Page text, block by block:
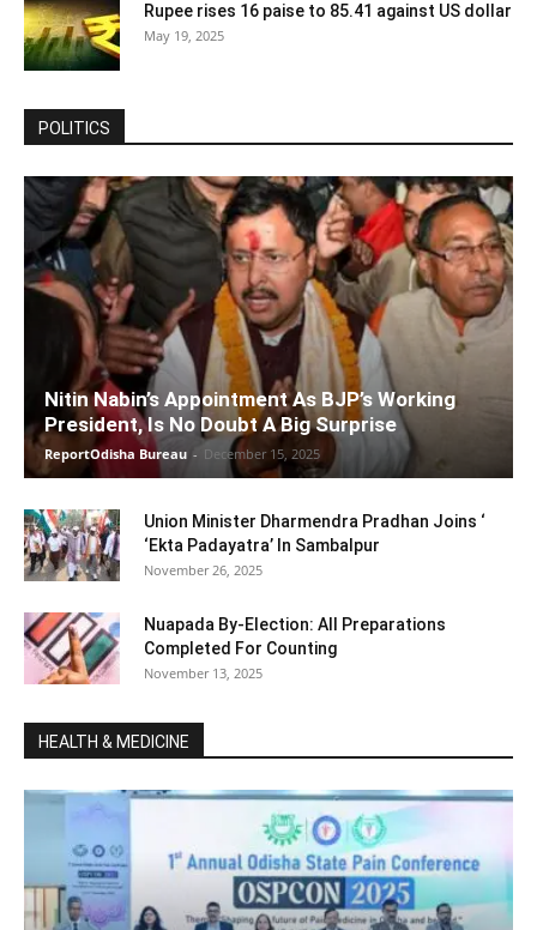
Rupee rises 16 paise to 85.41 against US dollar
May 19, 2025
POLITICS
Nitin Nabin’s Appointment As BJP’s Working
President, Is No Doubt A Big Surprise
ReportOdisha Bureau - December 15, 2025
Union Minister Dharmendra Pradhan Joins ‘
‘Ekta Padayatra’ In Sambalpur
November 26, 2025
Nuapada By-Election: All Preparations
Completed For Counting
November 13, 2025
HEALTH & MEDICINE